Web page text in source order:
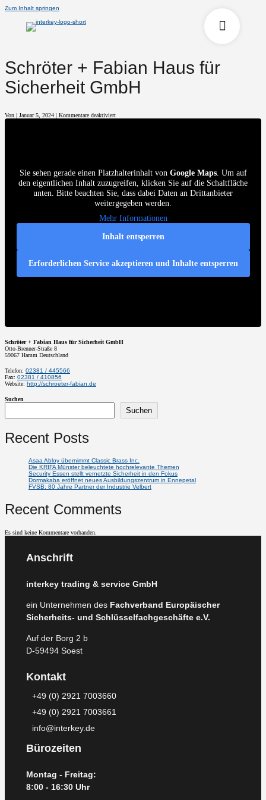
Zum Inhalt springen
Schröter + Fabian Haus für
Sicherheit GmbH
Von | Januar 5, 2024 | Kommentare deaktiviertfür
Sie sehen gerade einen Platzhalterinhalt von Google Maps. Um auf
den eigentlichen Inhalt zuzugreifen, klicken Sie auf die Schaltfläche
unten. Bitte beachten Sie, dass dabei Daten an Drittanbieter
weitergegeben werden.
Mehr Informationen
Inhalt entsperren
Erforderlichen Service akzeptieren und Inhalte entsperren
Schröter + Fabian Haus für Sicherheit GmbH
Otto-Brenner-Straße 8
59067 Hamm Deutschland
Telefon: 02381 / 445566
Fax: 02381 / 410856
Website: http://schroeter-fabian.de
Suchen
Suchen
Recent Posts
Asaa Abloy übernimmt Classic Brass Inc.
Die KRIFA Münster beleuchtete hochrelevante Themen
Security Essen stellt vernetzte Sicherheit in den Fokus
Dormakaba eröffnet neues Ausbildungszentrum in Ennepetal
FVSB: 80 Jahre Partner der Industrie Velbert
Recent Comments
Es sind keine Kommentare vorhanden.
Anschrift
interkey trading & service GmbH
ein Unternehmen des Fachverband Europäischer
Sicherheits- und Schlüsselfachgeschäfte e.V.
Auf der Borg 2 b
D-59494 Soest
Kontakt
+49 (0) 2921 7003660
+49 (0) 2921 7003661
info@interkey.de
Bürozeiten
Montag - Freitag:
8:00 - 16:30 Uhr